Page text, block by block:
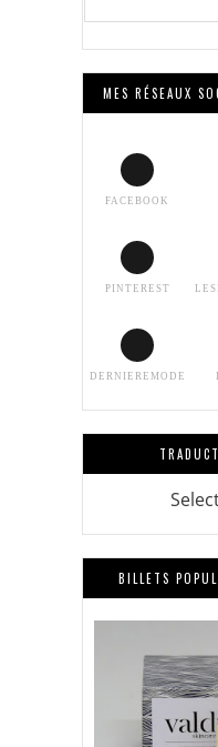
MES RÉSEAUX
FACEBOOK
PINTEREST
DERNIEREMODE
BILLETS